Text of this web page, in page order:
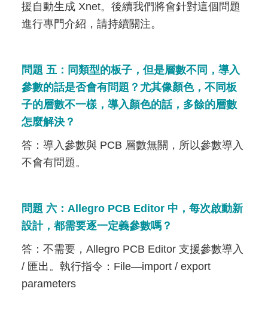
援自動生成 Xnet。後續我們將會針對這個問題
進行專門介紹，請持續關注。
問題 五：同類型的板子，但是層數不同，導入
參數的話是否會有問題？尤其像顏色，不同板
子的層數不一樣，導入顏色的話，多餘的層數
怎麼解決？
答：導入參數與 PCB 層數無關，所以參數導入
不會有問題。
問題 六：Allegro PCB Editor 中，每次啟動新
設計，都需要逐一定義參數嗎？
答：不需要，Allegro PCB Editor 支援參數導入
/ 匯出。執行指令：File—import / export
parameters